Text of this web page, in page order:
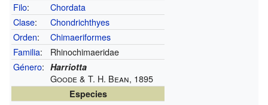
Filo:
Chordata
Clase:
Chondrichthyes
Orden:
Chimaeriformes
Familia:
Rhinochimaeridae
Género: Harriotta
Goode & T. H. Bean, 1895
Especies